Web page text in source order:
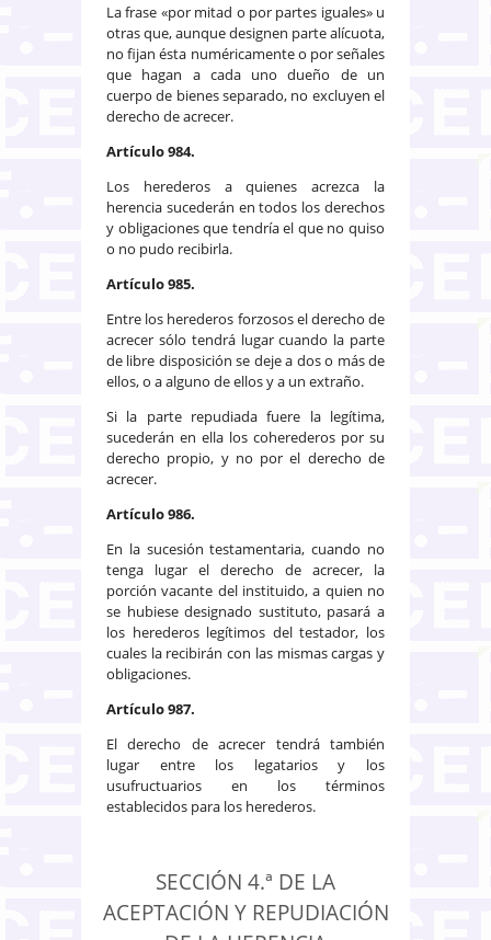
La frase «por mitad o por partes iguales» u
otras que, aunque designen parte alícuota,
no fijan ésta numéricamente o por señales
que hagan a cada uno dueño de un
cuerpo de bienes separado, no excluyen el
derecho de acrecer.
Artículo 984.
Los herederos a quienes acrezca la
herencia sucederán en todos los derechos
y obligaciones que tendría el que no quiso
o no pudo recibirla.
Artículo 985.
Entre los herederos forzosos el derecho de
acrecer sólo tendrá lugar cuando la parte
de libre disposición se deje a dos o más de
ellos, o a alguno de ellos y a un extraño.
Si la parte repudiada fuere la legítima,
sucederán en ella los coherederos por su
derecho propio, y no por el derecho de
acrecer.
Artículo 986.
En la sucesión testamentaria, cuando no
tenga lugar el derecho de acrecer, la
porción vacante del instituido, a quien no
se hubiese designado sustituto, pasará a
los herederos legítimos del testador, los
cuales la recibirán con las mismas cargas y
obligaciones.
Artículo 987.
El derecho de acrecer tendrá también
lugar entre los legatarios y los
usufructuarios en los términos
establecidos para los herederos.
SECCIÓN 4.ª DE LA
ACEPTACIÓN Y REPUDIACIÓN